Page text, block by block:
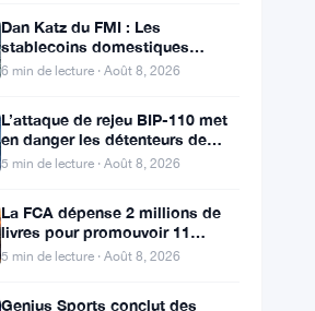
Bybit obtient le soutien d’un
récupérer 1,5 milliard volés par
Lazarus
5 min de lecture · Août 8, 2026
Dan Katz du FMI : Les
peuvent accélérer l’adoption du
6 min de lecture · Août 8, 2026